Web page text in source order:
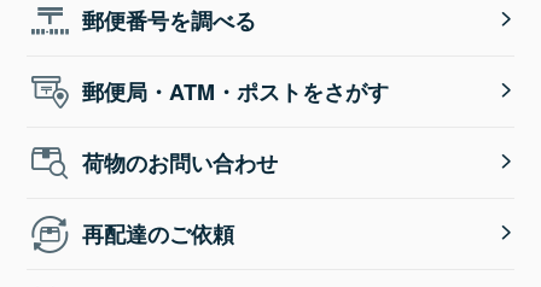
郵便番号を調べる
郵便局・ATM・ポストをさがす
荷物のお問い合わせ
再配達のご依頼